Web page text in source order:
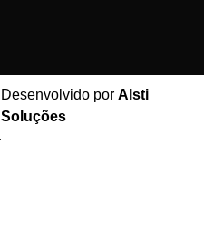
Desenvolvido por Alsti
Soluções